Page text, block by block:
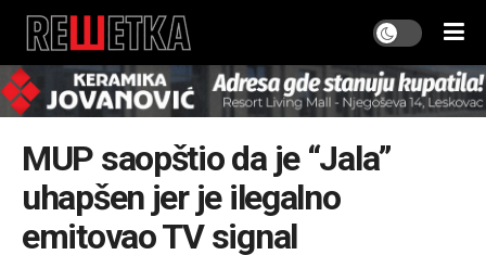
MUP saopštio da je “Jala”
uhapšen jer je ilegalno
emitovao TV signal